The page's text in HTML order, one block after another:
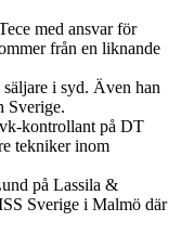
med ansvar för
från en liknande
i syd. Även han
Sverige.
kontrollant på DT
tekniker inom
på Lassila &
Sverige i Malmö där